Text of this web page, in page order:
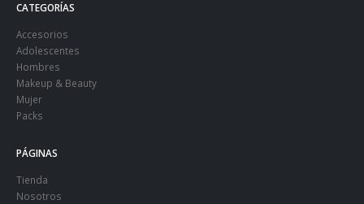
CATEGORÍAS
Accesorios
Adolescentes
Hombres
Makeup & Beauty
Mujer
Packs
PÁGINAS
Tienda
Nosotros